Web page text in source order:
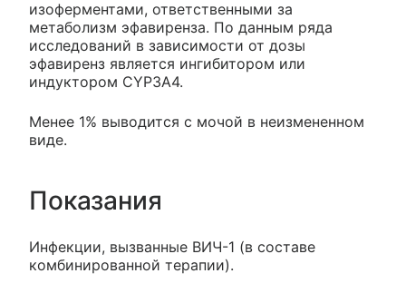
изоферментами, ответственными за
метаболизм эфавиренза. По данным ряда
исследований в зависимости от дозы
эфавиренз является ингибитором или
индуктором CYP3A4.
Менее 1% выводится с мочой в неизмененном
виде.
Показания
Инфекции, вызванные ВИЧ-1 (в составе
комбинированной терапии).